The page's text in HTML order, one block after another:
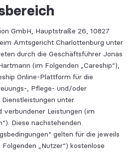
GmbH, Hauptstraße 26, 10827
Amtsgericht Charlottenburg unter
durch die Geschäftsführer Jonas
(im Folgenden „Careship“),
Online-Plattform für die
, Pflege- und/oder
unter
verbundener Leistungen (im
Diese nachstehenden
gelten für die jeweils
„Nutzer“) kostenlose